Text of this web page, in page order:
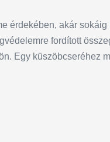
érdekében, akár
fordított
Egy küszöbcseréhez